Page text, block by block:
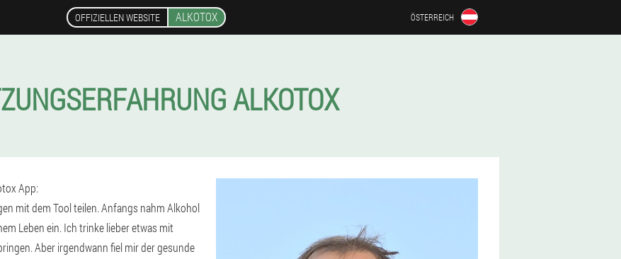
OFFIZIELLEN WEBSITE ALKOTOX ÖSTERREICH
ALKOTOX
App:
mit dem Tool teilen. Anfangs nahm Alkohol
Leben ein. Ich trinke lieber etwas mit
Aber irgendwann fiel mir der gesunde